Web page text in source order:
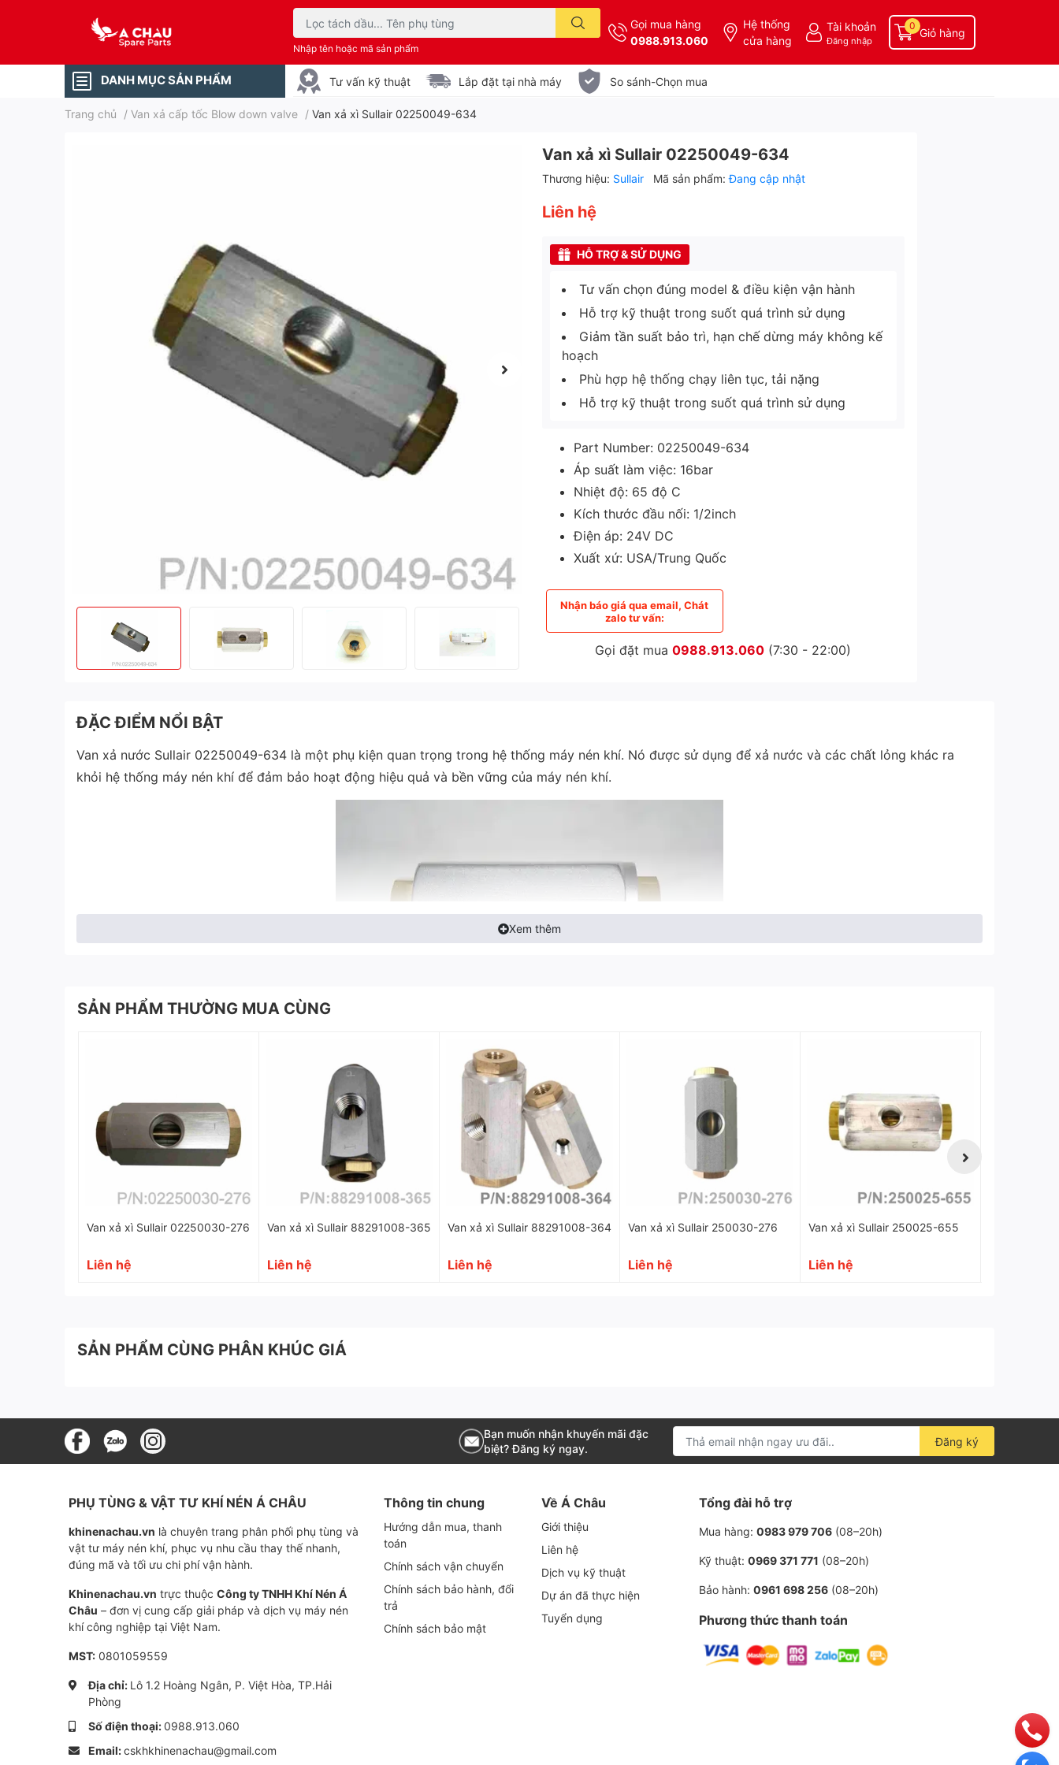
Nhập tên hoặc mã sản phẩm
Gọi mua hàng
0988.913.060
Hệ thống
cửa hàng
Tài khoản
Đăng nhập
Giỏ hàng
0
DANH MỤC SẢN PHẨM Tư vấn kỹ thuật Lắp đặt tại nhà máy So sánh-Chọn mua
Trang chủ / Van xả cấp tốc Blow down valve / Van xả xì Sullair 02250049-634
Van xả xì Sullair 02250049-634
Thương hiệu: Sullair Mã sản phẩm:Đang cập nhật
Liên hệ
HỖ TRỢ & SỬ DỤNG
Tư vấn chọn đúng model & điều kiện vận hành
Hỗ trợ kỹ thuật trong suốt quá trình sử dụng
Giảm tần suất bảo trì, hạn chế dừng máy không kế
hoạch
Phù hợp hệ thống chạy liên tục, tải nặng
Hỗ trợ kỹ thuật trong suốt quá trình sử dụng
Part Number: 02250049-634
Áp suất làm việc: 16bar
Nhiệt độ: 65 độ C
Kích thước đầu nối: 1/2inch
Điện áp: 24V DC
Xuất xứ: USA/Trung Quốc
Nhận báo giá qua email, Chát
zalo tư vấn:
Gọi đặt mua0988.913.060 (7:30 - 22:00)
ĐẶC ĐIỂM NỔI BẬT
Van xả nước Sullair 02250049-634 là một phụ kiện quan trọng trong hệ thống máy nén khí. Nó được sử dụng để xả nước và các chất lỏng khác ra
khỏi hệ thống máy nén khí để đảm bảo hoạt động hiệu quả và bền vững của máy nén khí.
Vật liệu chất lượng cao, đảm bảo tính bền vững và độ bền cao trong quá trình sử dụng.
Được trang bị một cơ chế tự động để xả nước và tạp chất ra khỏi hệ thống, giúp giảm thiểu sự cố và đảm bảo sự hoạt động liên tục của hệ
thống.
Thiết kế đơn giản và dễ dàng vận hanhg, giúp giảm thiểu thời gín bảo trì và tiết kiệm chi phí.
Có khả năng xả nước và tạp chất hiệu quả, giúp tăng độ ổn định và tuổi thọ của hệ thống.
Vì sao nên mua van xả nước Sullair 02250049-634 tại Khí Nén Á Châu
Xem thêm
SẢN PHẨM THƯỜNG MUA CÙNG
Van xả xì Sullair 02250030-276
Liên hệ
Van xả xì Sullair 88291008-365
Liên hệ
Van xả xì Sullair 88291008-364
Liên hệ
Van xả xì Sullair 250030-276
Liên hệ
Van xả xì Sullair 250025-655
Liên hệ
SẢN PHẨM CÙNG PHÂN KHÚC GIÁ
Bạn muốn nhận khuyến mãi đặc
biệt? Đăng ký ngay.
Đăng ký
PHỤ TÙNG & VẬT TƯ KHÍ NÉN Á CHÂU
khinenachau.vn là chuyên trang phân phối phụ tùng và
vật tư máy nén khí, phục vụ nhu cầu thay thế nhanh,
đúng mã và tối ưu chi phí vận hành.
Khinenachau.vn trực thuộc Công ty TNHH Khí Nén Á
Châu – đơn vị cung cấp giải pháp và dịch vụ máy nén
khí công nghiệp tại Việt Nam.
MST: 0801059559
Địa chỉ: Lô 1.2 Hoàng Ngân, P. Việt Hòa, TP.Hải
Phòng
Số điện thoại:0988.913.060
Email:cskhkhinenachau@gmail.com
Thông tin chung
Hướng dẫn mua, thanh
toán
Chính sách vận chuyển
Chính sách bảo hành, đổi
trả
Chính sách bảo mật
Về Á Châu
Giới thiệu
Liên hệ
Dịch vụ kỹ thuật
Dự án đã thực hiện
Tuyển dụng
Tổng đài hỗ trợ
Mua hàng: 0983 979 706 (08–20h)
Kỹ thuật: 0969 371 771 (08–20h)
Bảo hành: 0961 698 256 (08–20h)
Phương thức thanh toán